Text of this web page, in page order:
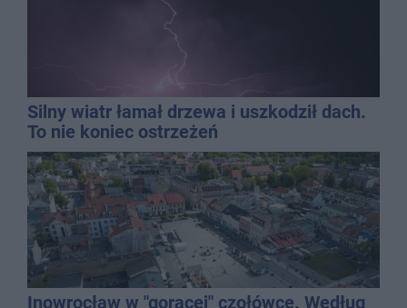
Silny wiatr łamał drzewa i uszkodził dach.
To nie koniec ostrzeżeń
Inowrocław w "gorącej" czołówce. Według